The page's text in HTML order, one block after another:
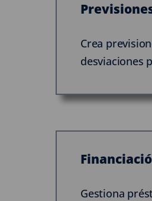
Crea
desviaciones
Gestiona